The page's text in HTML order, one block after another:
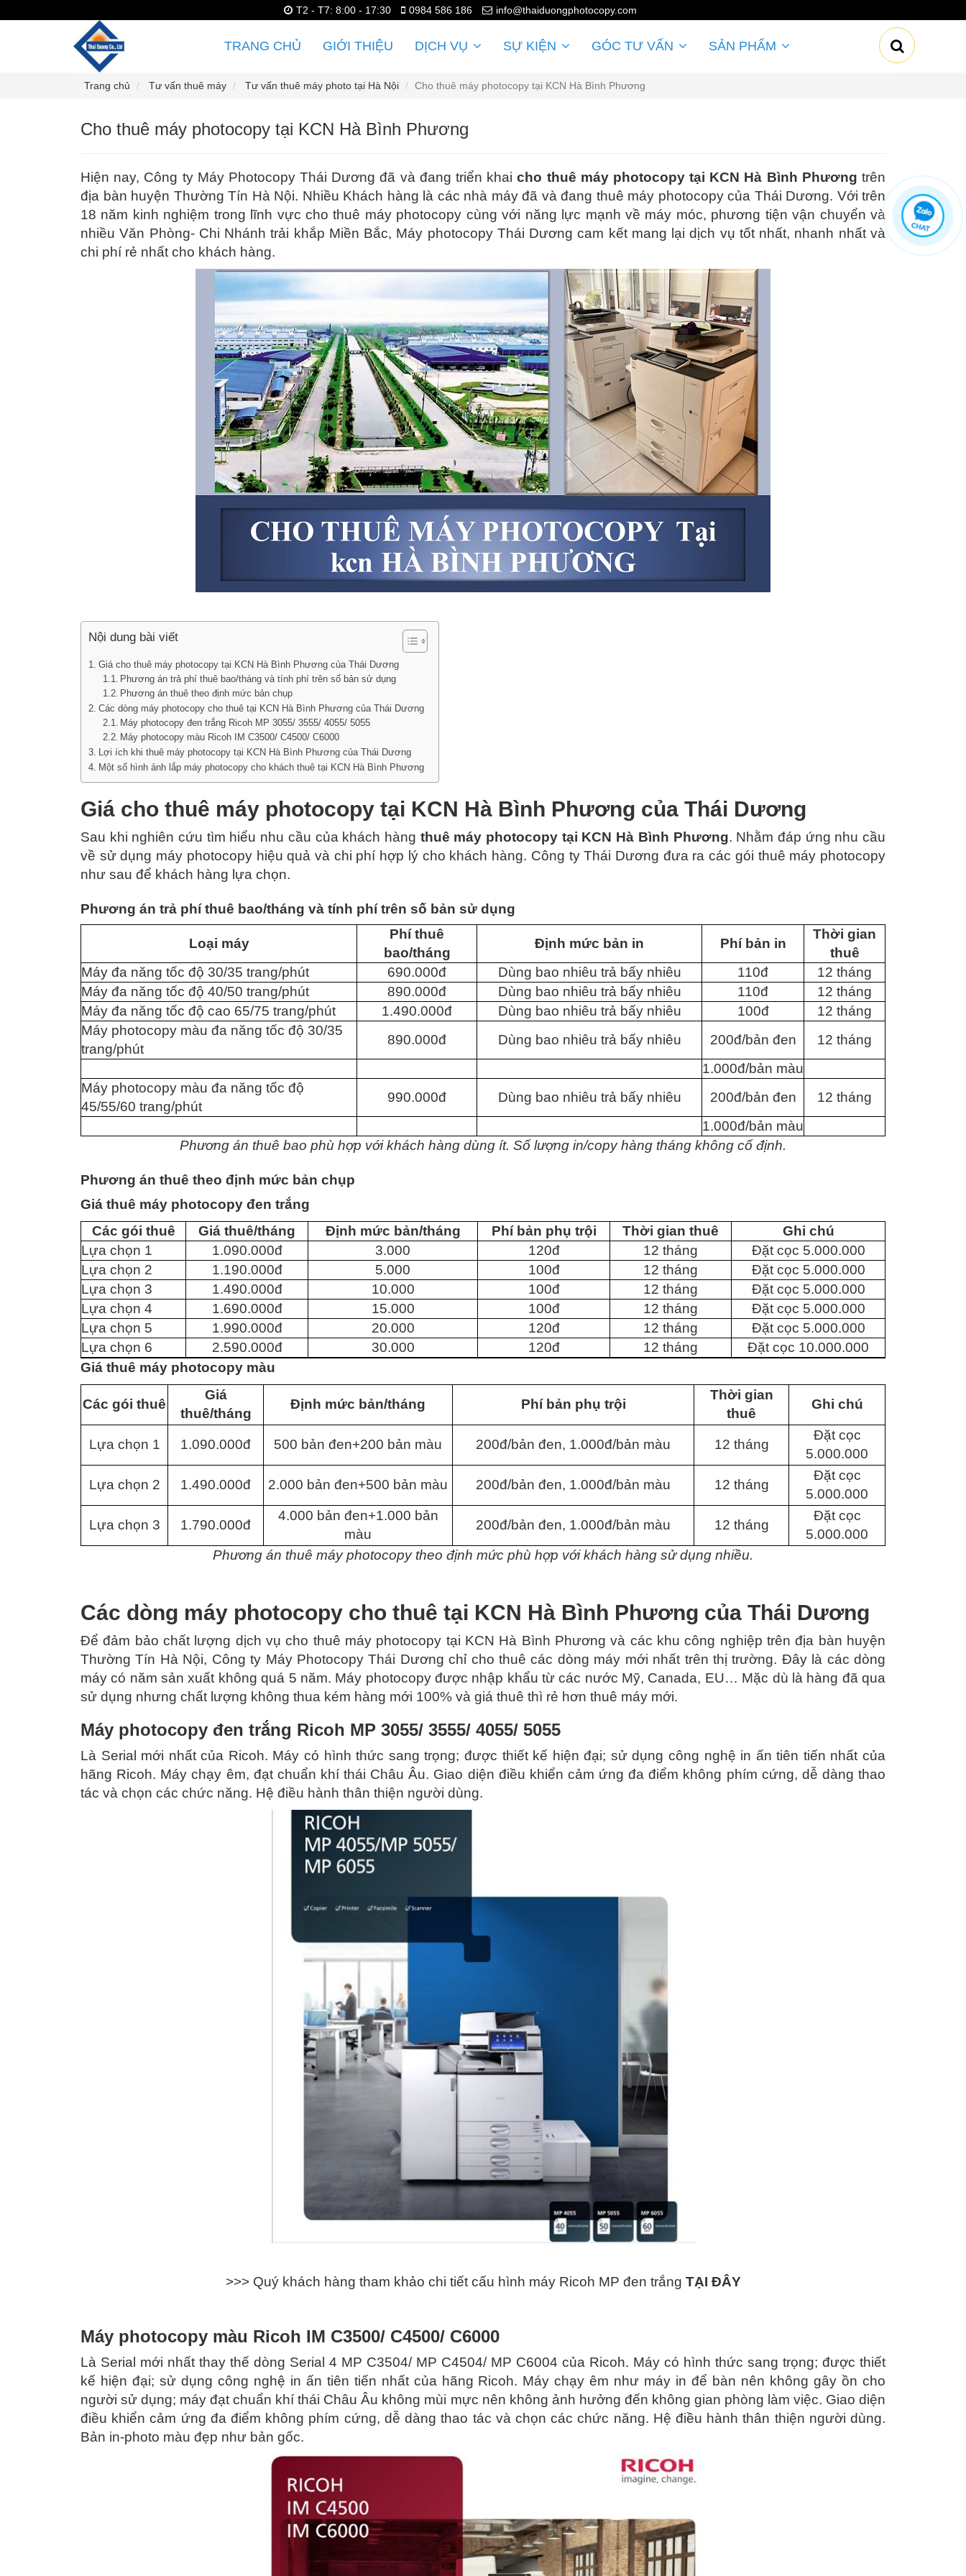
T2 - T7: 8:00 - 17:30 0984 586 186 info@thaiduongphotocopy.com
TRANG CHỦ GIỚI THIỆU DỊCH VỤ SỰ KIỆN GÓC TƯ VẤN SẢN PHẨM
Trang chủ Tư vấn thuê máy Tư vấn thuê máy photo tại Hà Nội Cho thuê máy photocopy tại KCN Hà Bình Phương
Cho thuê máy photocopy tại KCN Hà Bình Phương
Hiện nay, Công ty Máy Photocopy Thái Dương đã và đang triển khaicho thuê máy photocopy tại KCN Hà Bình Phươngtrên
địa bàn huyện Thường Tín Hà Nội. Nhiều Khách hàng là các nhà máy đã và đang thuê máy photocopy của Thái Dương. Với trên
18 năm kinh nghiệm trong lĩnh vực cho thuê máy photocopy cùng với năng lực mạnh về máy móc, phương tiện vận chuyển và
nhiều Văn Phòng- Chi Nhánh trải khắp Miền Bắc, Máy photocopy Thái Dương cam kết mang lại dịch vụ tốt nhất, nhanh nhất và
chi phí rẻ nhất cho khách hàng.
Nội dung bài viết
Giá cho thuê máy photocopy tại KCN Hà Bình Phương của Thái Dương
Phương án trả phí thuê bao/tháng và tính phí trên số bản sử dụng
Phương án thuê theo định mức bản chụp
Các dòng máy photocopy cho thuê tại KCN Hà Bình Phương của Thái Dương
Máy photocopy đen trắng Ricoh MP 3055/ 3555/ 4055/ 5055
Máy photocopy màu Ricoh IM C3500/ C4500/ C6000
Lợi ích khi thuê máy photocopy tại KCN Hà Bình Phương của Thái Dương
Một số hình ảnh lắp máy photocopy cho khách thuê tại KCN Hà Bình Phương
Giá cho thuê máy photocopy tại KCN Hà Bình Phương của Thái Dương
Sau khi nghiên cứu tìm hiểu nhu cầu của khách hàng thuê máy photocopy tại KCN Hà Bình Phương. Nhằm đáp ứng nhu cầu
về sử dụng máy photocopy hiệu quả và chi phí hợp lý cho khách hàng. Công ty Thái Dương đưa ra các gói thuê máy photocopy
như sau để khách hàng lựa chọn.
Phương án trả phí thuê bao/tháng và tính phí trên số bản sử dụng
Loại máy
Phí thuê
bao/tháng
Định mức bản in Phí bản in
Thời gian
thuê
Máy đa năng tốc độ 30/35 trang/phút
690.000đ Dùng bao nhiêu trả bấy nhiêu 110đ
12 tháng
Máy đa năng tốc độ 40/50 trang/phút
890.000đ Dùng bao nhiêu trả bấy nhiêu 110đ
12 tháng
Máy đa năng tốc độ cao 65/75 trang/phút
1.490.000đ Dùng bao nhiêu trả bấy nhiêu 100đ
12 tháng
Máy photocopy màu đa năng tốc độ 30/35
trang/phút
890.000đ Dùng bao nhiêu trả bấy nhiêu 200đ/bản đen
12 tháng
1.000đ/bản màu
Máy photocopy màu đa năng tốc độ
45/55/60 trang/phút
990.000đ Dùng bao nhiêu trả bấy nhiêu 200đ/bản đen
12 tháng
1.000đ/bản màu
Phương án thuê bao phù hợp với khách hàng dùng ít. Số lượng in/copy hàng tháng không cố định.
Phương án thuê theo định mức bản chụp
Giá thuê máy photocopy đen trắng
Các gói thuê
Giá thuê/tháng Định mức bản/tháng Phí bản phụ trội Thời gian thuê
Ghi chú
Lựa chọn 1
1.090.000đ 3.000 120đ 12 tháng
Đặt cọc 5.000.000
Lựa chọn 2
1.190.000đ 5.000 100đ 12 tháng
Đặt cọc 5.000.000
Lựa chọn 3
1.490.000đ 10.000 100đ 12 tháng
Đặt cọc 5.000.000
Lựa chọn 4
1.690.000đ 15.000 100đ 12 tháng
Đặt cọc 5.000.000
Lựa chọn 5
1.990.000đ 20.000 120đ 12 tháng
Đặt cọc 5.000.000
Lựa chọn 6
2.590.000đ 30.000 120đ 12 tháng
Đặt cọc 10.000.000
Giá thuê máy photocopy màu
Các gói thuê
Giá
thuê/tháng
Định mức bản/tháng Phí bản phụ trội
Thời gian
thuê
Ghi chú
Lựa chọn 1 1.090.000đ 500 bản đen+200 bản màu 200đ/bản đen, 1.000đ/bản màu 12 tháng
Đặt cọc
5.000.000
Lựa chọn 2 1.490.000đ 2.000 bản đen+500 bản màu 200đ/bản đen, 1.000đ/bản màu 12 tháng
Đặt cọc
5.000.000
Lựa chọn 3 1.790.000đ
4.000 bản đen+1.000 bản
màu
200đ/bản đen, 1.000đ/bản màu 12 tháng
Đặt cọc
5.000.000
Phương án thuê máy photocopy theo định mức phù hợp với khách hàng sử dụng nhiều.
Các dòng máy photocopy cho thuê tại KCN Hà Bình Phương của Thái Dương
Để đảm bảo chất lượng dịch vụ cho thuê máy photocopy tại KCN Hà Bình Phương và các khu công nghiệp trên địa bàn huyện
Thường Tín Hà Nội, Công ty Máy Photocopy Thái Dương chỉ cho thuê các dòng máy mới nhất trên thị trường. Đây là các dòng
máy có năm sản xuất không quá 5 năm. Máy photocopy được nhập khẩu từ các nước Mỹ, Canada, EU… Mặc dù là hàng đã qua
sử dụng nhưng chất lượng không thua kém hàng mới 100% và giá thuê thì rẻ hơn thuê máy mới.
Máy photocopy đen trắng Ricoh MP 3055/ 3555/ 4055/ 5055
Là Serial mới nhất của Ricoh. Máy có hình thức sang trọng; được thiết kế hiện đại; sử dụng công nghệ in ấn tiên tiến nhất của
hãng Ricoh. Máy chạy êm, đạt chuẩn khí thái Châu Âu. Giao diện điều khiển cảm ứng đa điểm không phím cứng, dễ dàng thao
tác và chọn các chức năng. Hệ điều hành thân thiện người dùng.
>>> Quý khách hàng tham khảo chi tiết cấu hình máy Ricoh MP đen trắng TẠI ĐÂY
Máy photocopy màu Ricoh IM C3500/ C4500/ C6000
Là Serial mới nhất thay thế dòng Serial 4 MP C3504/ MP C4504/ MP C6004 của Ricoh. Máy có hình thức sang trọng; được thiết
kế hiện đại; sử dụng công nghệ in ấn tiên tiến nhất của hãng Ricoh. Máy chạy êm như máy in để bàn nên không gây ồn cho
người sử dụng; máy đạt chuẩn khí thái Châu Âu không mùi mực nên không ảnh hưởng đến không gian phòng làm việc. Giao diện
điều khiển cảm ứng đa điểm không phím cứng, dễ dàng thao tác và chọn các chức năng. Hệ điều hành thân thiện người dùng.
Bản in-photo màu đẹp như bản gốc.